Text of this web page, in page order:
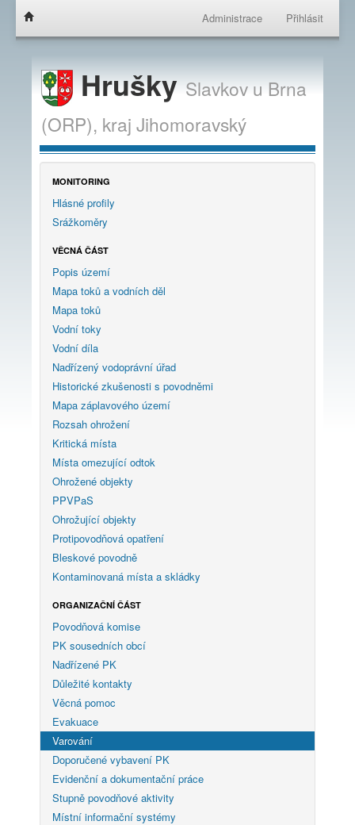
Administrace Přihlásit
HruškySlavkov u Brna
(ORP), kraj Jihomoravský
MONITORING
Hlásné profily
Srážkoměry
VĚCNÁ ČÁST
Popis území
Mapa toků a vodních děl
Mapa toků
Vodní toky
Vodní díla
Nadřízený vodoprávní úřad
Historické zkušenosti s povodněmi
Mapa záplavového území
Rozsah ohrožení
Kritická místa
Místa omezující odtok
Ohrožené objekty
PPVPaS
Ohrožující objekty
Protipovodňová opatření
Bleskové povodně
Kontaminovaná místa a skládky
ORGANIZAČNÍ ČÁST
Povodňová komise
PK sousedních obcí
Nadřízené PK
Důležité kontakty
Věcná pomoc
Evakuace
Varování
Doporučené vybavení PK
Evidenční a dokumentační práce
Stupně povodňové aktivity
Místní informační systémy